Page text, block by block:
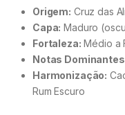
Origem: Cruz das
Capa: Maduro
Fortaleza: Médio a
Notas
Harmonização:
Rum Escuro